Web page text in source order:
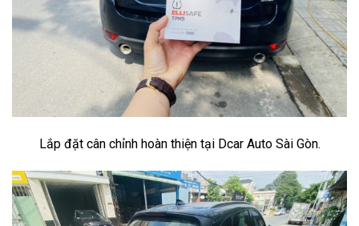
Lắp đặt cân chỉnh hoàn thiện tại Dcar Auto Sài Gòn.